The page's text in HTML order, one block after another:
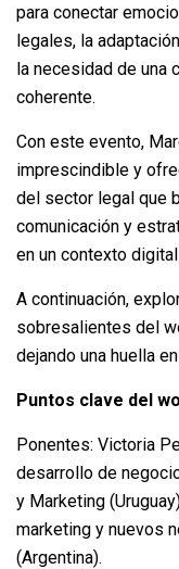
para conectar
legales, la
la necesidad de una
coherente.
Con este evento,
imprescindible y
del sector legal que
comunicación y
en un contexto
A continuación,
sobresalientes del
dejando una huella
Puntos clave del
Ponentes: Victoria
desarrollo de
y Marketing
marketing y nuevos
(Argentina).